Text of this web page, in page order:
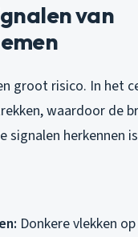
van
groot risico. In het
waardoor de
signalen herkennen
Donkere vlekken